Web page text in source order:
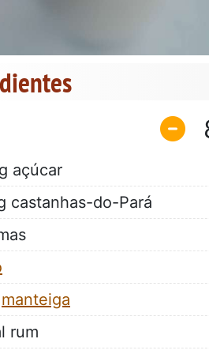
açúcar
castanhas-do-Pará
manteiga
rum